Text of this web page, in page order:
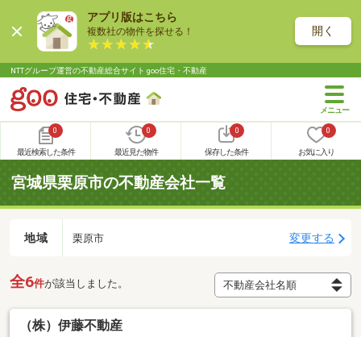
アプリ版はこちら
複数社の物件を探せる！ 開く
NTTグループ運営の不動産総合サイト goo住宅・不動産
0
最近検索した条件
0
最近見た物件
0
保存した条件
0
お気に入り
宮城県栗原市の不動産会社一覧
地域 栗原市 変更する
全6件が該当しました。
（株）伊藤不動産